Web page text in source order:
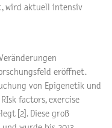
wird aktuell intensiv
eröffnet.
von Epigenetik und
factors, exercise
[2]. Diese groß